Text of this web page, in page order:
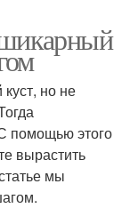
но не
помощью этого
вырастить
мы